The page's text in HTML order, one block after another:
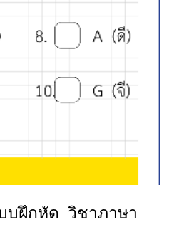
บฝึกหัด วิชาภาษา